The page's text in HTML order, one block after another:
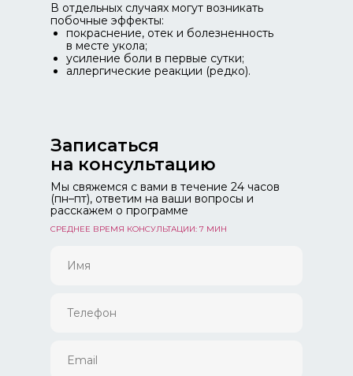
В отдельных случаях могут возникать
побочные эффекты:
покраснение, отек и болезненность
в месте укола;
усиление боли в первые сутки;
аллергические реакции (редко).
СРЕДНЕЕ ВРЕМЯ КОНСУЛЬТАЦИИ: 7 МИН
Мы свяжемся с вами в течение 24 часов
(пн–пт), ответим на ваши вопросы и
расскажем о программе
Записаться
на консультацию